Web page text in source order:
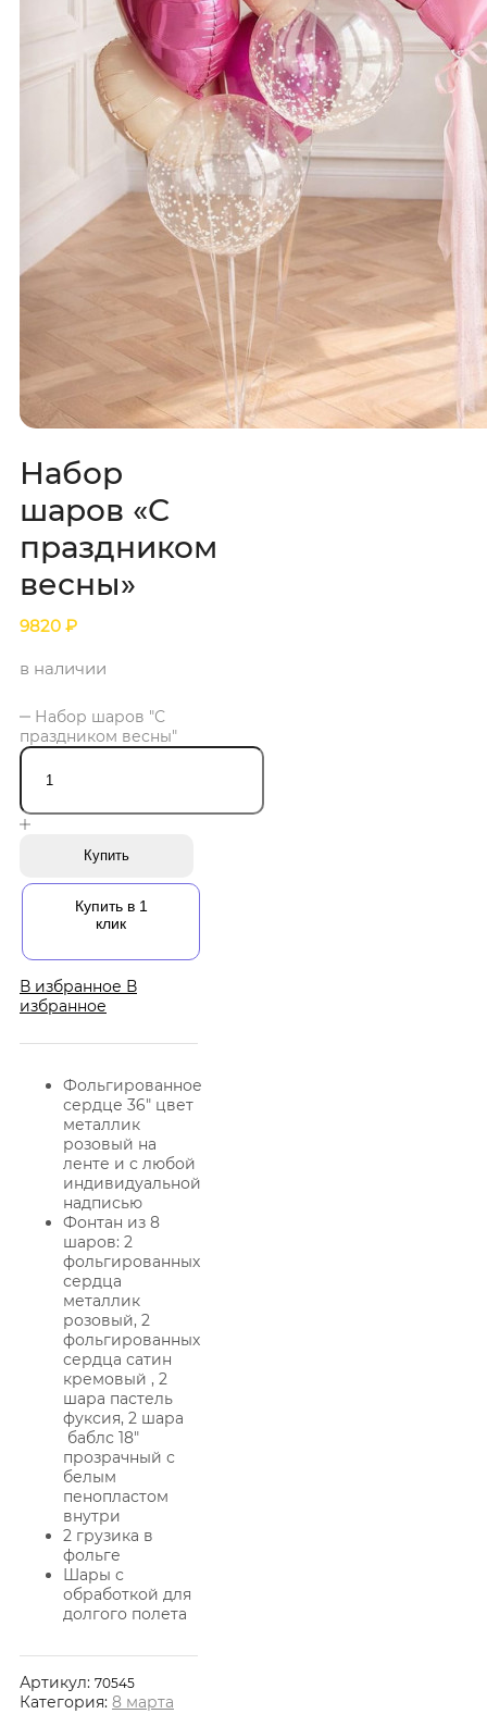
Набор
шаров «С
праздником
весны»
9820 ₽
в наличии
Набор шаров "С
праздником весны"
Купить
Купить в 1
клик
В избранное В
избранное
Фольгированное
сердце 36″ цвет
металлик
розовый на
ленте и с любой
индивидуальной
надписью
Фонтан из 8
шаров: 2
фольгированных
сердца
металлик
розовый, 2
фольгированных
сердца сатин
кремовый , 2
шара пастель
фуксия, 2 шара
баблс 18″
прозрачный с
белым
пенопластом
внутри
2 грузика в
фольге
Шары с
обработкой для
долгого полета
Артикул: 70545
Категория: 8 марта